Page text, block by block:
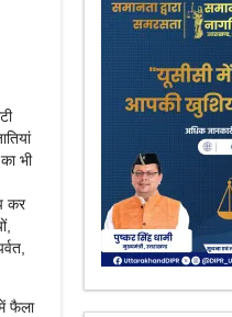
भी
कर
फैला